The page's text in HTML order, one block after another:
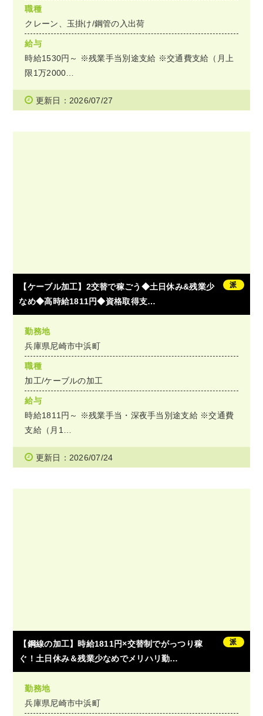
職種
クレーン、玉掛け/鋼管の入出荷
給与
時給1530円～ ※残業手当別途支給 ※交通費支給（月上
限1万2000…
更新日：2026/07/27
【ケーブル加工】2交替で稼ごう◆土日休み&残業少
なめ◆高時給1811円◆資格取得支…
派
勤務地
兵庫県尼崎市中浜町
職種
加工/ケーブルの加工
給与
時給1811円～ ※残業手当・深夜手当別途支給 ※交通費
支給（月1…
更新日：2026/07/24
【鋼線の加工】時給1811円×交替制でがっつり稼
ぐ！土日休み＆残業少なめでメリハリ勤…
派
勤務地
兵庫県尼崎市中浜町